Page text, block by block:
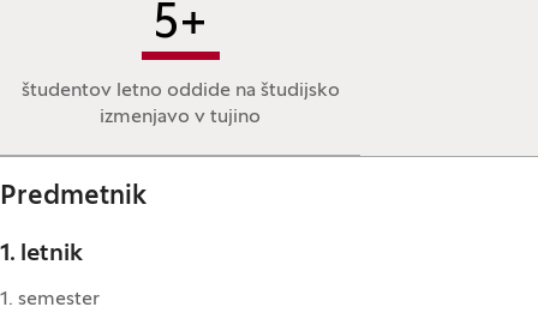
5+
študentov letno oddide na študijsko
izmenjavo v tujino
Predmetnik
1. letnik
1. semester